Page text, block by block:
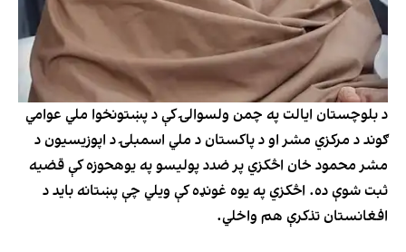
د بلوچستان ایالت په چمن ولسوالۍ کې د پښتونخوا ملي عوامي
ګوند د مرکزي مشر او د پاکستان د ملي اسمبلۍ د اپوزیسیون د
مشر محمود خان اڅکزي پر ضدد پولیسو په یوهحوزه کې قضیه
ثبت شوې ده. اڅکزي په یوه غونډه کې ویلي چې پښتانه باید د
افغانستان تذکرې هم واخلي.